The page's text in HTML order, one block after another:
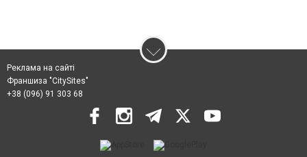
Реклама на сайті
Франшиза "CitySites"
+38 (096) 91 303 68